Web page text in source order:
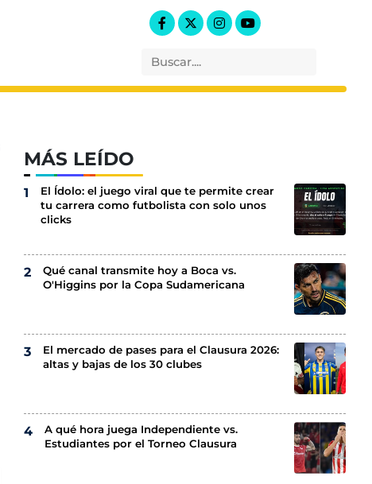
MÁS LEÍDO
El Ídolo: el juego viral que te permite crear
tu carrera como futbolista con solo unos
clicks
Qué canal transmite hoy a Boca vs.
O'Higgins por la Copa Sudamericana
El mercado de pases para el Clausura 2026:
altas y bajas de los 30 clubes
A qué hora juega Independiente vs.
Estudiantes por el Torneo Clausura